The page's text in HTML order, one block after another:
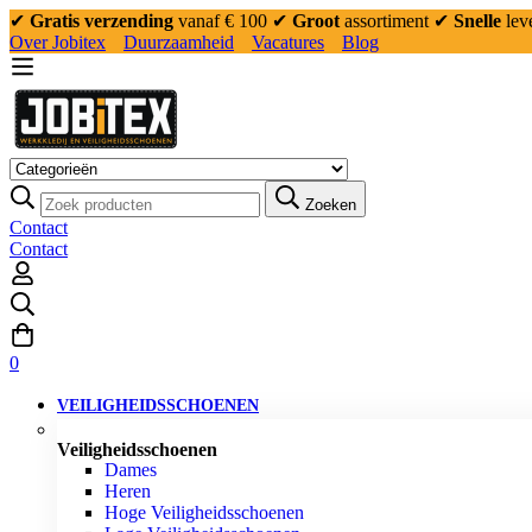
✔ Gratis verzending vanaf € 100 ✔ Groot assortiment ✔ Snelle
Over Jobitex
Duurzaamheid Vacatures Blog
Zoeken
Contact
Contact
0
VEILIGHEIDSSCHOENEN
Veiligheidsschoenen
Dames
Heren
Hoge Veiligheidsschoenen